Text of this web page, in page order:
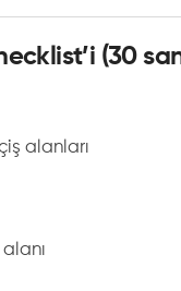
(30
alanları